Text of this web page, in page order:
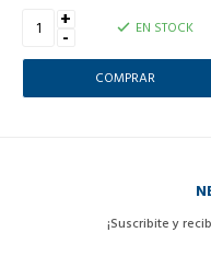
+
- EN STOCK
¡Suscribite y